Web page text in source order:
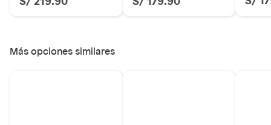
Más opciones similares